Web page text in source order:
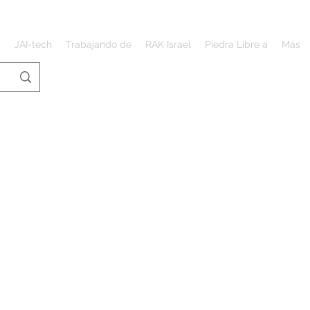
JAI-tech Trabajando de RAK Israel Piedra Libre a Más